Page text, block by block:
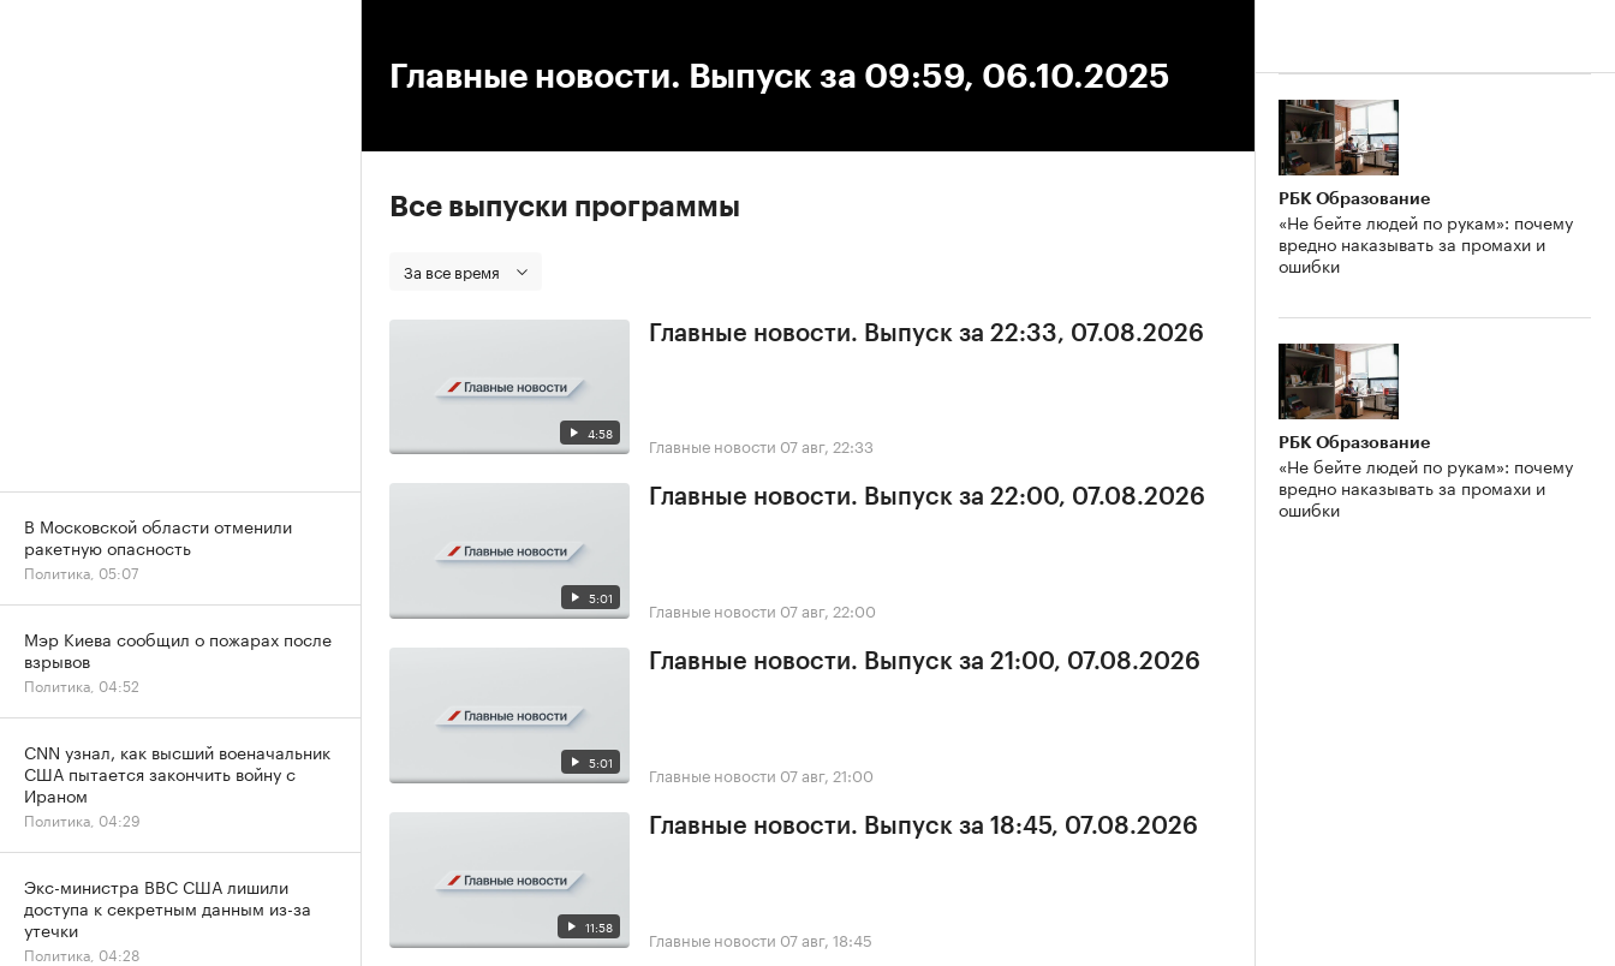
Главные новости. Выпуск за 09:59, 06.10.2025
Все выпуски программы
За все время
4:58
Главные новости. Выпуск за 22:33, 07.08.2026
Главные новости 07 авг, 22:33
5:01
Главные новости. Выпуск за 22:00, 07.08.2026
Главные новости 07 авг, 22:00
5:01
Главные новости. Выпуск за 21:00, 07.08.2026
Главные новости 07 авг, 21:00
11:58
Главные новости. Выпуск за 18:45, 07.08.2026
Главные новости 07 авг, 18:45
РБК Образование
«Не бейте людей по рукам»: почему
вредно наказывать за промахи и
ошибки
РБК Образование
«Не бейте людей по рукам»: почему
вредно наказывать за промахи и
ошибки
В Московской области отменили
ракетную опасность
Политика, 05:07
Мэр Киева сообщил о пожарах после
взрывов
Политика, 04:52
CNN узнал, как высший военачальник
США пытается закончить войну с
Ираном
Политика, 04:29
Экс-министра ВВС США лишили
доступа к секретным данным из-за
утечки
Политика, 04:28